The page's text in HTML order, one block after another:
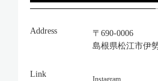
Address
〒690-0006
島根県松江市伊
Link
Instagram